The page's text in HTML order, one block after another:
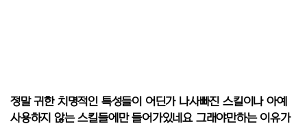
정말 귀한 치명적인 특성들이 어딘가 나사빠진 스킬이나 아예
사용하지 않는 스킬들에만 들어가있네요 그래야만하는 이유가